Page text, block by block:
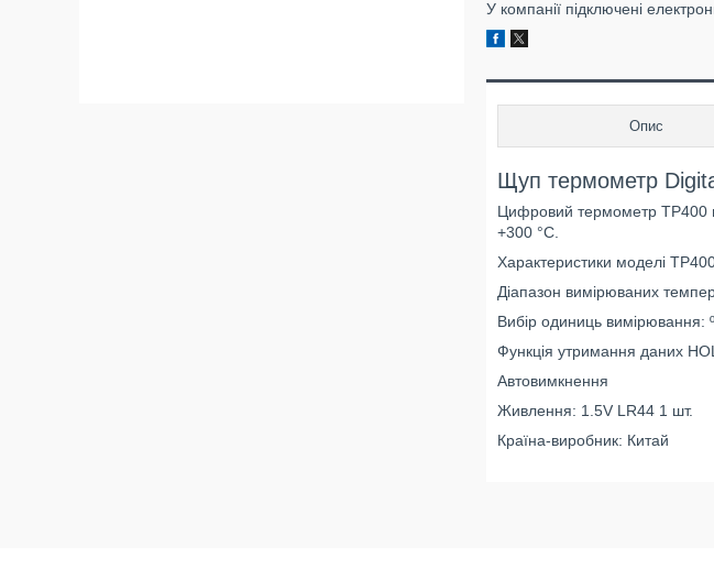
У компанії підключені
Опис
Щуп термометр
Цифровий термометр TP400
+300 °C.
Характеристики моделі
Діапазон вимірюваних
Вибір одиниць вимірювання:
Функція утримання даних
Автовимкнення
Живлення: 1.5V LR44 1 шт.
Країна-виробник: Китай